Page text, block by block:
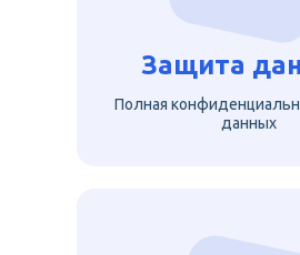
Защита
Полная
данных